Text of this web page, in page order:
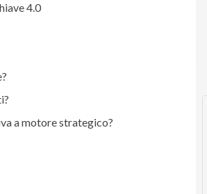
4.0
a motore strategico?